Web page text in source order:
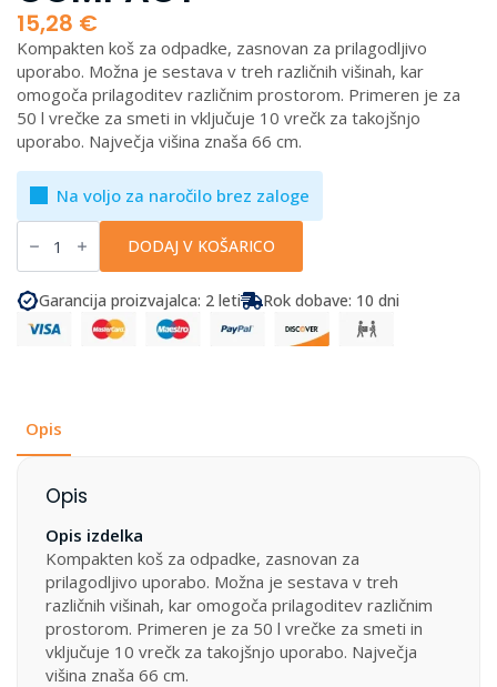
15,28 €
Kompakten koš za odpadke, zasnovan za prilagodljivo
uporabo. Možna je sestava v treh različnih višinah, kar
omogoča prilagoditev različnim prostorom. Primeren je za
50 l vrečke za smeti in vključuje 10 vrečk za takojšnjo
uporabo. Največja višina znaša 66 cm.
Na voljo za naročilo brez zaloge
Brunner
za
odpadke
Bio
Boy
DODAJ V KOŠARICO
Garancija proizvajalca: 2 leti Rok dobave: 10 dni
Opis
Opis
Opis izdelka
Kompakten koš za odpadke, zasnovan za
prilagodljivo uporabo. Možna je sestava v treh
različnih višinah, kar omogoča prilagoditev različnim
prostorom. Primeren je za 50 l vrečke za smeti in
vključuje 10 vrečk za takojšnjo uporabo. Največja
višina znaša 66 cm.